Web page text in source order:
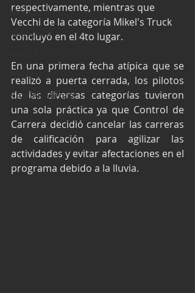
Fórmula 3
Nauticopa
Fórmula 2
NASCAR México
respectivamente, mientras que
Vecchi de la categoría Mikel's Truck
concluyó en el 4to lugar.
En una primera fecha atípica que se
realizó a puerta cerrada, los pilotos
de las diversas categorías tuvieron
una sola práctica ya que Control de
Carrera decidió cancelar las carreras
de calificación para agilizar las
actividades y evitar afectaciones en el
programa debido a la lluvia.